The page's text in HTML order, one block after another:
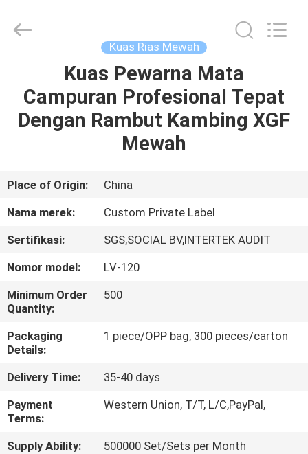
RUMAH
PRODUK
KAMI
PABRIK
KONTROL
KUALITAS
PRIVACY
POLICY
Kuas Rias Mewah
Kuas Pewarna Mata
Campuran Profesional Tepat
Dengan Rambut Kambing XGF
Mewah
Place of Origin:
China
Nama merek:
Custom Private Label
Sertifikasi:
SGS,SOCIAL BV,INTERTEK AUDIT
Nomor model:
LV-120
Minimum Order
Quantity:
500
Packaging
Details:
1 piece/OPP bag, 300 pieces/carton
Delivery Time:
35-40 days
Payment
Terms:
Western Union, T/T, L/C,PayPal,
Supply Ability:
500000 Set/Sets per Month